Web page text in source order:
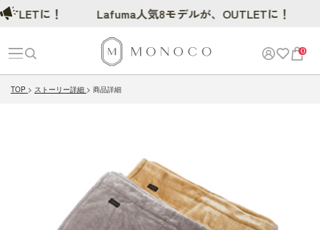
0
TOP ストーリー詳細 商品詳細
に！ Lafuma人気8モデルが、OUTLETに！